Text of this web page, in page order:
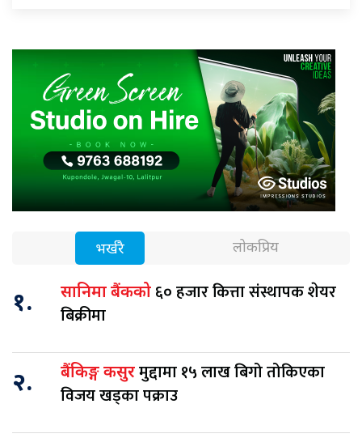
भर्खरै लोकप्रिय
१. सानिमा बैंकको ६० हजार कित्ता संस्थापक शेयर
बिक्रीमा
२. बैंकिङ्ग कसुरमुद्दामा १५ लाख बिगो तोकिएका
विजय खड्का पक्राउ